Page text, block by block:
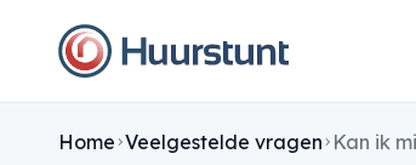
Home Veelgestelde vragen